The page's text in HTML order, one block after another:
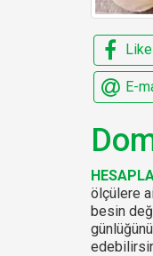
Like
E-
ölçülere
besin